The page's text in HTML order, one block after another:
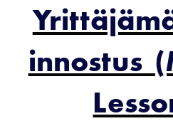
innostus